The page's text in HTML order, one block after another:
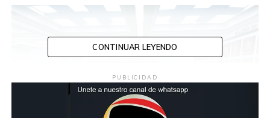
CONTINUAR LEYENDO
PUBLICIDAD